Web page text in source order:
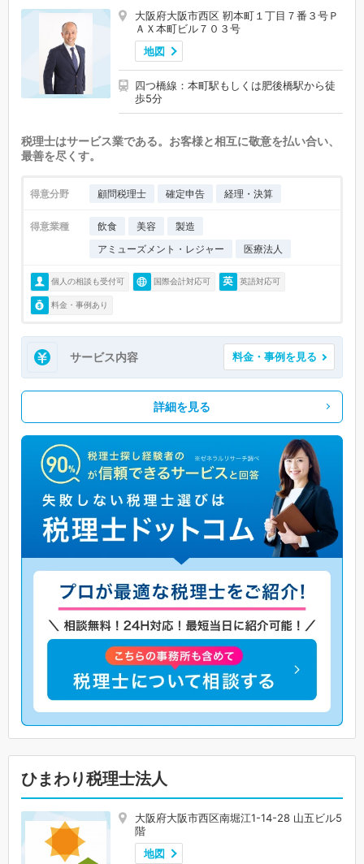
大阪府大阪市西区 靭本町１丁目７番３号Ｐ
ＡＸ本町ビル７０３号
地図
四つ橋線：本町駅もしくは肥後橋駅から徒
歩5分
税理士はサービス業である。お客様と相互に敬意を払い合い、
最善を尽くす。
得意分野 顧問税理士 確定申告 経理・決算
得意業種 飲食 美容
製造
アミューズメント・レジャー
医療法人
個人の相談も受付可 国際会計対応可 英語対応可
料金・事例あり
サービス内容 料金・事例を見る
詳細を見る
ひまわり税理士法人
大阪府大阪市西区南堀江1-14-28 山五ビル5
階
地図